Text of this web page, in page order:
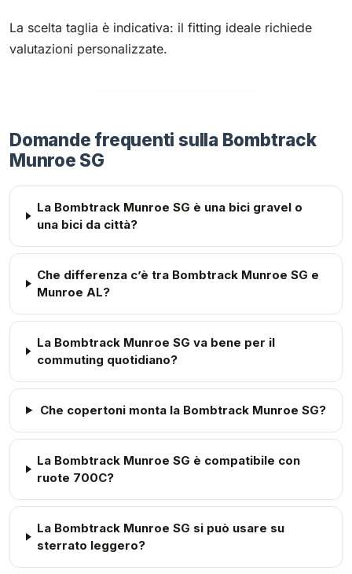
La scelta taglia è indicativa: il fitting ideale richiede
valutazioni personalizzate.
Domande frequenti sulla Bombtrack
Munroe SG
La Bombtrack Munroe SG è una bici gravel o
una bici da città?
Che differenza c’è tra Bombtrack Munroe SG e
Munroe AL?
La Bombtrack Munroe SG va bene per il
commuting quotidiano?
Che copertoni monta la Bombtrack Munroe SG?
La Bombtrack Munroe SG è compatibile con
ruote 700C?
La Bombtrack Munroe SG si può usare su
sterrato leggero?